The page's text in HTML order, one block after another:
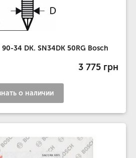
34 DK. SN34DK 50RG Bosch
3 775 грн
о наличии